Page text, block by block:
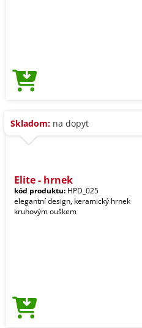
Skladom: na dopyt
Elite - hrnek
kód produktu: HPD_025
elegantní design, keramický hrnek
kruhovým ouškem